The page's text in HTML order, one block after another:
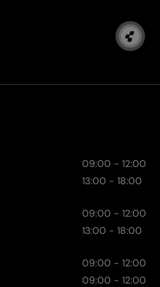
09:00 - 12:00
13:00 - 18:00
09:00 - 12:00
13:00 - 18:00
09:00 - 12:00
09:00 - 12:00